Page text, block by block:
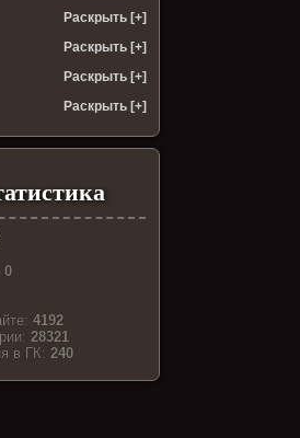
Раскрыть [+]
Раскрыть [+]
Раскрыть [+]
Раскрыть [+]
0
4192
28321
в ГК:240